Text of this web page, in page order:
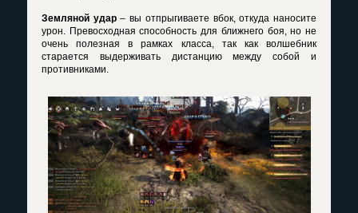
Земляной удар– вы отпрыгиваете вбок, откуда наносите
урон. Превосходная способность для ближнего боя, но не
очень полезная в рамках класса, так как волшебник
старается выдерживать дистанцию между собой и
противниками.